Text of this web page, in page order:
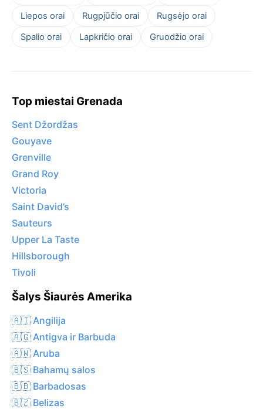
Liepos orai Rugpjūčio orai
Rugsėjo orai
Spalio orai
Lapkričio orai Gruodžio orai
Top miestai Grenada
Sent Džordžas
Gouyave
Grenville
Grand Roy
Victoria
Saint David’s
Sauteurs
Upper La Taste
Hillsborough
Tivoli
Šalys Šiaurės Amerika
🇦🇮 Angilija
🇦🇬 Antigva ir Barbuda
🇦🇼 Aruba
🇧🇸 Bahamų salos
🇧🇧 Barbadosas
🇧🇿 Belizas